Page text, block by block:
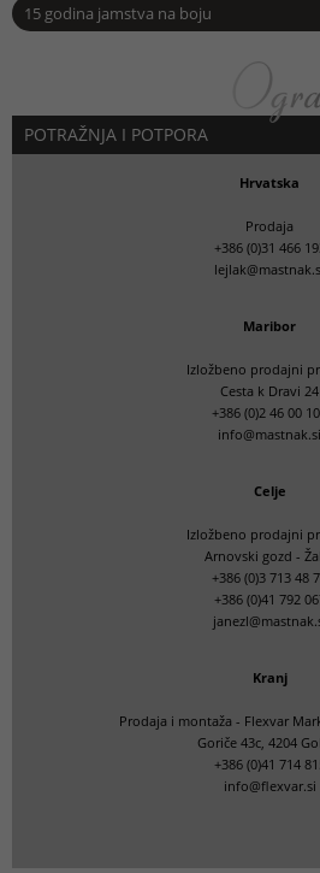
15 godina jamstva na boju
POTRAŽNJA I POTPORA
Hrvatska
Prodaja
+386 (0)31 466
Maribor
Izložbeno prodajni
Cesta k Dravi 24
+386 (0)2 46 00
info@mastnak.si
Celje
Izložbeno prodajni
Arnovski gozd -
+386 (0)3 713 48
+386 (0)41 792
Kranj
Prodaja i montaža - Flexvar
Goriče 43c, 4204
+386 (0)41 714
info@flexvar.si